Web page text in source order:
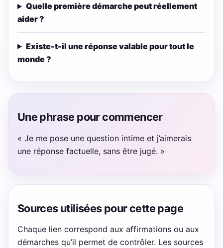
Quelle première démarche peut réellement
aider ?
Existe-t-il une réponse valable pour tout le
monde ?
Une phrase pour commencer
« Je me pose une question intime et j’aimerais
une réponse factuelle, sans être jugé. »
Sources utilisées pour cette page
Chaque lien correspond aux affirmations ou aux
démarches qu’il permet de contrôler. Les sources